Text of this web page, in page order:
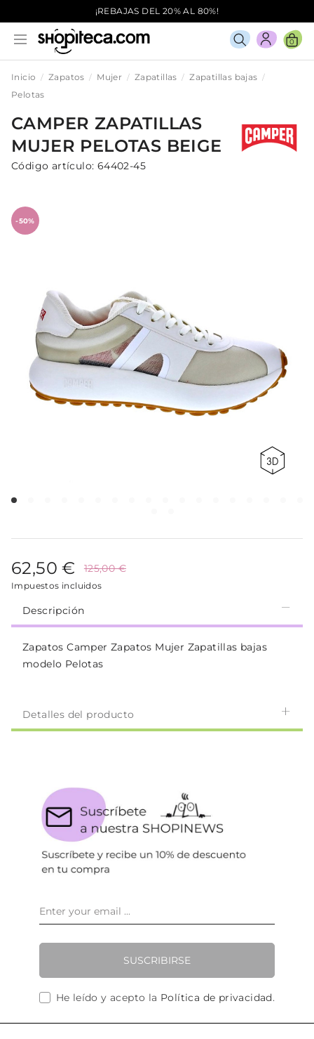
¡REBAJAS DEL 20% AL 80%!
0
Inicio Zapatos Mujer Zapatillas
Zapatillas bajas
Pelotas
CAMPER ZAPATILLAS
MUJER PELOTAS BEIGE
Código artículo: 64402-45
-50%
62,50 € 125,00 €
Impuestos incluidos
Descripción
Zapatos Camper Zapatos Mujer Zapatillas bajas
modelo Pelotas
Detalles del producto
SUSCRIBIRSE
He leído y acepto la Política de privacidad.